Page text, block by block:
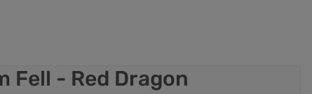
Fell - Red Dragon